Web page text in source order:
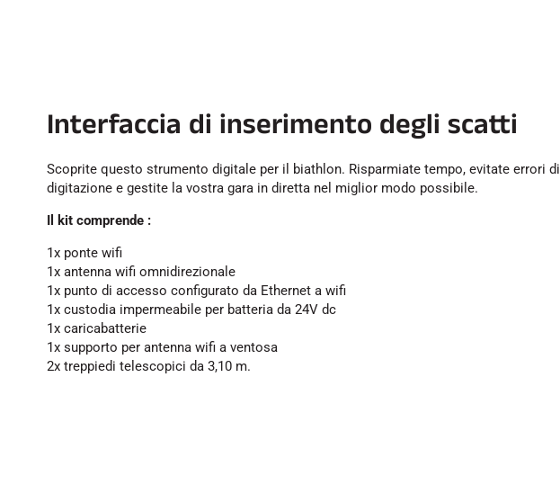
Interfaccia di inserimento degli scatti
Scoprite questo strumento digitale per il biathlon. Risparmiate tempo, evitate errori di
digitazione e gestite la vostra gara in diretta nel miglior modo possibile.
Il kit comprende :
1x ponte wifi
1x antenna wifi omnidirezionale
1x punto di accesso configurato da Ethernet a wifi
1x custodia impermeabile per batteria da 24V dc
1x caricabatterie
1x supporto per antenna wifi a ventosa
2x treppiedi telescopici da 3,10 m.